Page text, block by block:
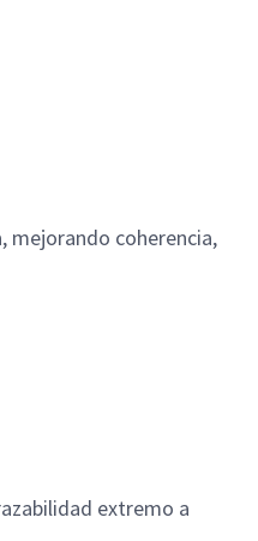
mejorando coherencia,
extremo a